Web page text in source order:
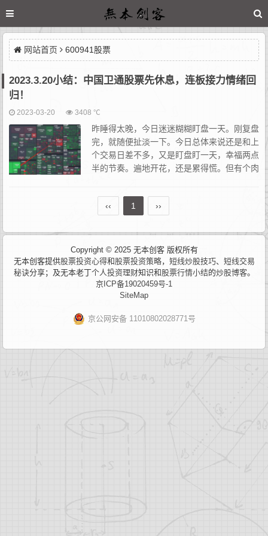
网站首页 600941股票
2023.3.20小结：中国卫通股票先休息，连板接力情绪回
归！
2023-03-20 3408 ℃
昨睡得太晚，今日迷迷糊糊盯盘一天。刚复盘
完，就随便扯淡一下。今日总体来说还是和上
个交易日差不多，又是盯盘盯一天，幸福两点
半的节奏。遍地开花，还是累得慌。但有个肉
来了”的故事中的“哈士奇”已被识别。该回来的已经回...
‹‹
1 ››
Copyright © 2025 无本创客 版权所有
无本创客提供股票投资心得和 股票投资策略， 短线炒股技巧、 短线交易
秘诀分享；及无本老丁个人投资理财知识和 股票行情小结的炒股博客。
京ICP备19020459号-1
SiteMap
京公网安备 11010802028771号